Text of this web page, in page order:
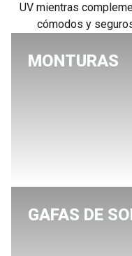
UV mientras
cómodos y
MONTURAS
GAFAS DE